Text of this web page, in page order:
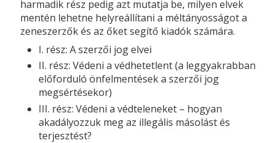
harmadik rész pedig azt mutatja be, milyen elvek
mentén lehetne helyreállítani a méltányosságot a
zeneszerzők és az őket segítő kiadók számára.
I. rész: A szerzői jog elvei
II. rész: Védeni a védhetetlent (a leggyakrabban
előforduló önfelmentések a szerzői jog
megsértésekor)
III. rész: Védeni a védteleneket – hogyan
akadályozzuk meg az illegális másolást és
terjesztést?